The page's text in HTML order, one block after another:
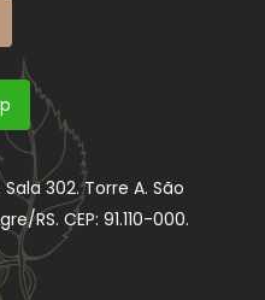
302. Torre A. São
RS. CEP: 91.110-000.